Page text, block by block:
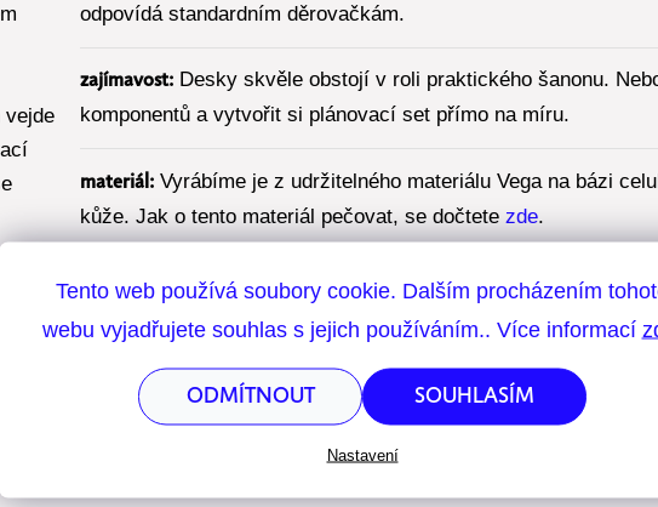
Tento web používá soubory cookie. Dalším procházením
webu vyjadřujete souhlas s jejich používáním.. Více informací
Nastavení
ODMÍTNOUT SOUHLASÍM
vejde
odpovídá standardním děrovačkám.
zajímavost:Desky skvěle obstojí v roli praktického šanonu.
komponentů a vytvořit si plánovací set přímo na míru.
materiál: Vyrábíme je z udržitelného materiálu Vega na bázi
kůže. Jak o tento materiál pečovat, se dočtete zde.
čím je doplnit: týdenní plánovač A5, roční plánovač A5,kapsa
trhací blok A5
tečkovaný , rozřazovače A5
Pořiďte si k deskám rovnou i gumičku na tužky , která
V deskách najdete i desatero produktivity podle